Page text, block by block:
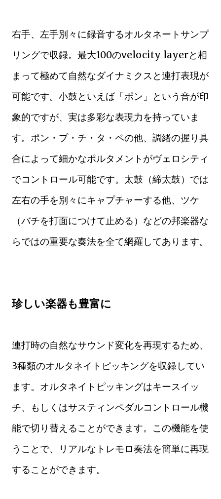
右手、左手別々に録音するオルタネートサンプ
リングで収録。最大100のvelocity layerと相
まって極めて自然なダイナミクスと連打表現が
可能です。小鼓といえば「ポン」という音が印
象的ですが、実は多彩な表現力を持っていま
す。ポン・プ・チ・タ・ペの他、調緒の握り具
合によって細かなポルタメントがヴェロシティ
でコントロール可能です。太鼓（締太鼓）では
左右の手を別々にキャプチャーする他、ツケ
（バチを打面につけて止める）などの邦楽器な
らではの重要な奏法を全て網羅してあります。
珍しい楽器も豊富に
連打時の自然なサウンド変化を再現するため、
3種類のオルタネイトピッキングを収録してい
ます。オルタネイトピッキングはキースイッ
チ、もしくはサスティンペダルコントロール機
能で切り替えることができます。この機能を使
うことで、リアルなトレモロ奏法を簡単に再現
することができます。